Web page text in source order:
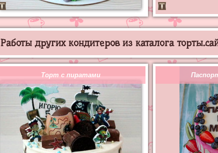
Работы других кондитеров из каталога
Торт с пиратами